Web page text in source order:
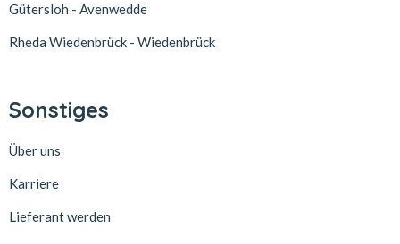
Gütersloh - Avenwedde
Rheda Wiedenbrück - Wiedenbrück
Sonstiges
Über uns
Karriere
Lieferant werden